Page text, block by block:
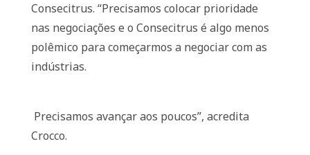
Consecitrus. “Precisamos colocar prioridade
nas negociações e o Consecitrus é algo menos
polêmico para começarmos a negociar com as
indústrias.
Precisamos avançar aos poucos”, acredita
Crocco.